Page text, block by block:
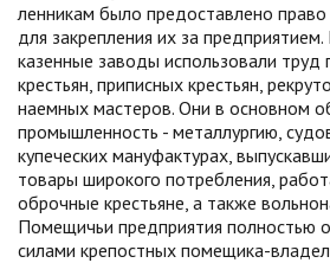
ленникам было предоставлено право
для закрепления их за предприятием.
казенные заводы использовали труд
крестьян, приписных крестьян,
наемных мас­теров. Они в основном
промышленность - метал­лургию,
купеческих мануфактурах,
товары широкого потребления,
оброчные крестьяне, а также
По­мещичьи предприятия полностью
силами крепостных по­мещика-